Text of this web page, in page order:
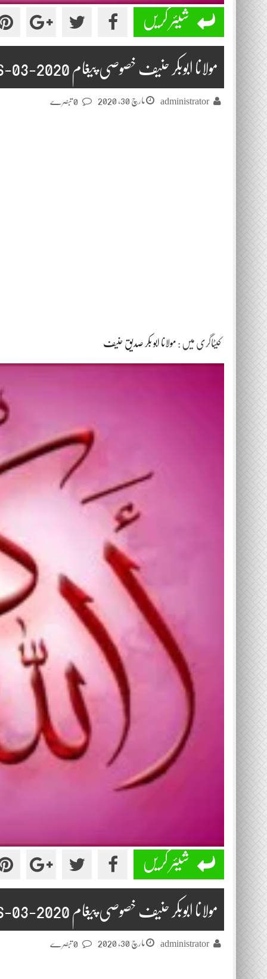
شیئر کریں
مولانا ابوبکر حنیف خصوصی پیغام 2020-03-26
administrator مارچ 30, 2020
کیٹاگری میں : مولانا ابو بکر صدیق حنیف
شیئر کریں
مولانا ابوبکر حنیف خصوصی پیغام 2020-03-26
administrator مارچ 30, 2020